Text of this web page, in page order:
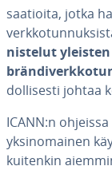
saa­tioi­ta, jotka
nis­te­lut
dol­li­ses­ti johtaa
ICANN:n
yk­sin­omai­nen
kuitenkin